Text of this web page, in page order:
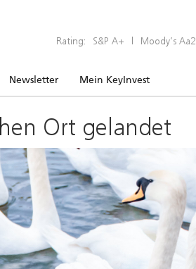
Rating: S&P A+ | Moody’s Aa2
Newsletter Mein KeyInvest
Ort gelandet